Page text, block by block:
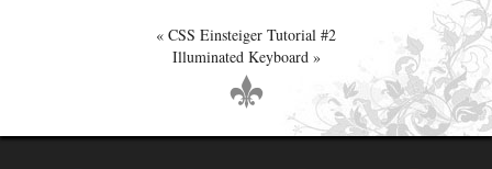
CSS Einsteiger Tutorial #2
Illuminated Keyboard